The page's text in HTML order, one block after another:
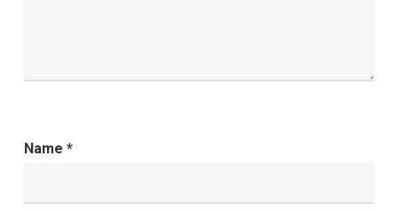
Name *